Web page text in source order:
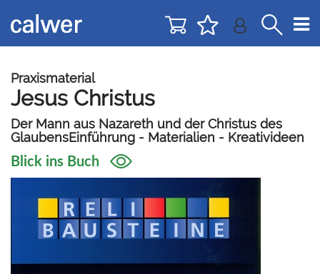
zur
Navigation
zum
Inhalt
Praxismaterial
Jesus Christus
Der Mann aus Nazareth und der Christus des
GlaubensEinführung - Materialien - Kreativideen
Blick ins Buch